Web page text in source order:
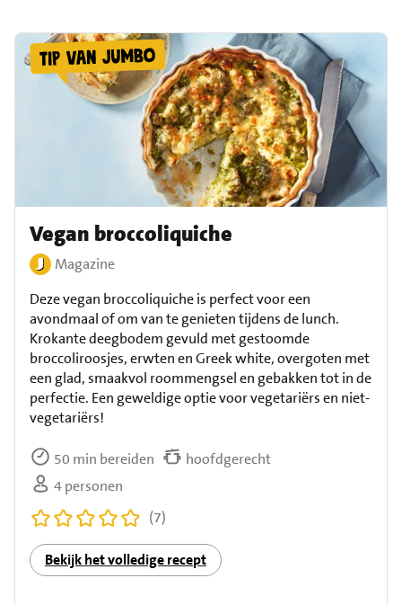
Vegan broccoliquiche
Magazine
Deze vegan broccoliquiche is perfect voor een
avondmaal of om van te genieten tijdens de lunch.
Krokante deegbodem gevuld met gestoomde
broccoliroosjes, erwten en Greek white, overgoten met
een glad, smaakvol roommengsel en gebakken tot in de
perfectie. Een geweldige optie voor vegetariërs en niet-
vegetariërs!
50 min bereiden
hoofdgerecht
4 personen
(7)
Bekijk het volledige recept